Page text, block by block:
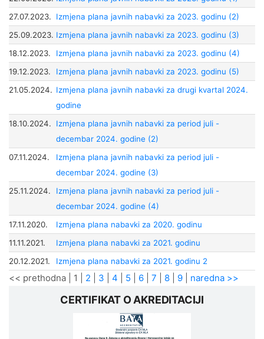
27.07.2023.
Izmjena plana javnih nabavki za 2023. godinu (2)
25.09.2023. Izmjena plana javnih nabavki za 2023. godinu (3)
18.12.2023.
Izmjena plana javnih nabavki za 2023. godinu (4)
19.12.2023.
Izmjena plana javnih nabavki za 2023. godinu (5)
21.05.2024. Izmjena plana javnih nabavki za drugi kvartal 2024.
godine
18.10.2024.
Izmjena plana javnih nabavki za period juli -
decembar 2024. godine (2)
07.11.2024.
Izmjena plana javnih nabavki za period juli -
decembar 2024. godine (3)
25.11.2024.
Izmjena plana javnih nabavki za period juli -
decembar 2024. godine (4)
17.11.2020.
Izmjena plana nabavki za 2020. godinu
11.11.2021.
Izmjena plana nabavki za 2021. godinu
20.12.2021.
Izmjena plana nabavki za 2021. godinu 2
<< prethodna 1 2 3 4 5 6 7 8 9 naredna >>
CERTIFIKAT O AKREDITACIJI